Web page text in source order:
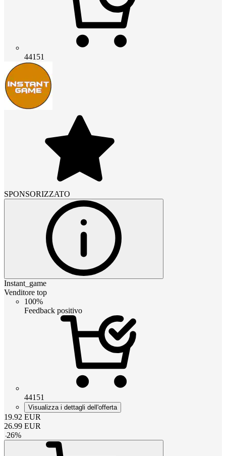
44151
SPONSORIZZATO
Instant_game
Venditore top
100%
Feedback positivo
44151
Visualizza i dettagli dell'offerta
19.92 EUR
26.99 EUR
-26%